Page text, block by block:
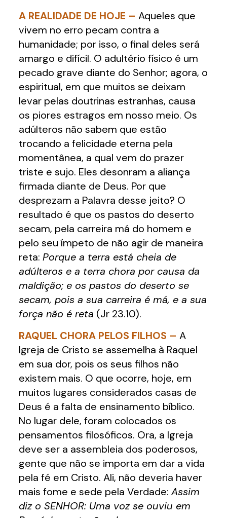
A REALIDADE DE HOJE – Aqueles que
vivem no erro pecam contra a
humanidade; por isso, o final deles será
amargo e difícil. O adultério físico é um
pecado grave diante do Senhor; agora, o
espiritual, em que muitos se deixam
levar pelas doutrinas estranhas, causa
os piores estragos em nosso meio. Os
adúlteros não sabem que estão
trocando a felicidade eterna pela
momentânea, a qual vem do prazer
triste e sujo. Eles desonram a aliança
firmada diante de Deus. Por que
desprezam a Palavra desse jeito? O
resultado é que os pastos do deserto
secam, pela carreira má do homem e
pelo seu ímpeto de não agir de maneira
reta: Porque a terra está cheia de
adúlteros e a terra chora por causa da
maldição; e os pastos do deserto se
secam, pois a sua carreira é má, e a sua
força não é reta (Jr 23.10).
RAQUEL CHORA PELOS FILHOS – A
Igreja de Cristo se assemelha à Raquel
em sua dor, pois os seus filhos não
existem mais. O que ocorre, hoje, em
muitos lugares considerados casas de
Deus é a falta de ensinamento bíblico.
No lugar dele, foram colocados os
pensamentos filosóficos. Ora, a Igreja
deve ser a assembleia dos poderosos,
gente que não se importa em dar a vida
pela fé em Cristo. Ali, não deveria haver
mais fome e sede pela Verdade: Assim
diz o SENHOR: Uma voz se ouviu em